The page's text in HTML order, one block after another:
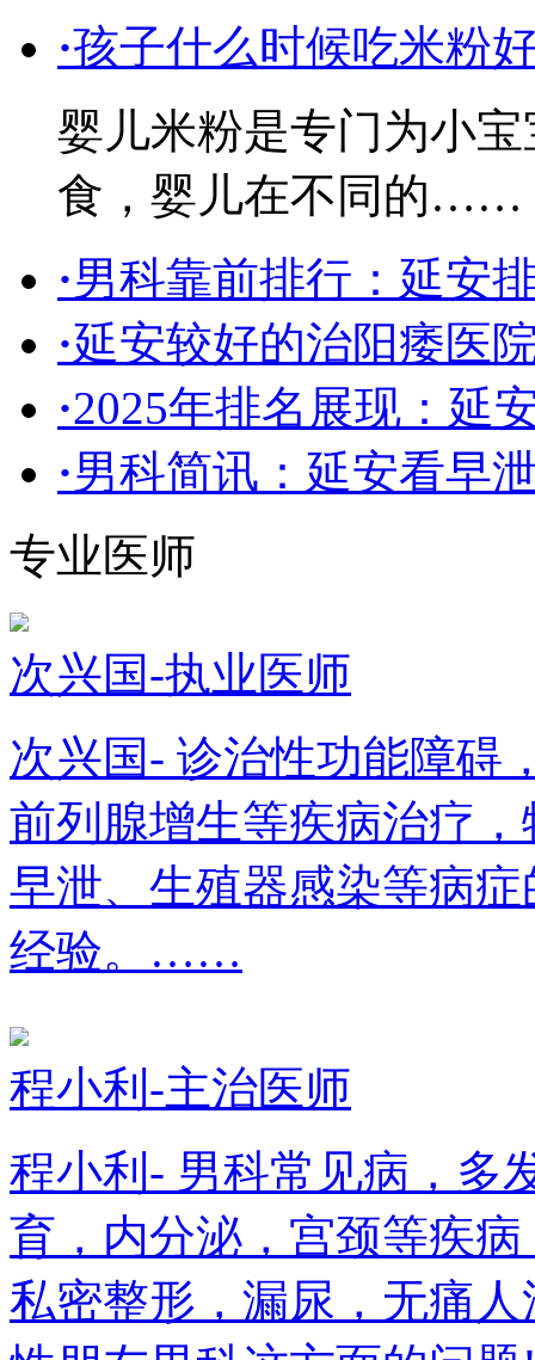
·孩子什么时候吃米粉
婴儿米粉是专门为小
食，婴儿在不同的……
·男科靠前排行：延安
·延安较好的治阳痿医
·2025年排名展现：延
·男科简讯：延安看早
专业医师
次兴国-执业医师
次兴国- 诊治性功能障碍
前列腺增生等疾病治疗
早泄、生殖器感染等病
经验。……
程小利-主治医师
程小利- 男科常见病，多
育，内分泌，宫颈等疾
私密整形，漏尿，无痛